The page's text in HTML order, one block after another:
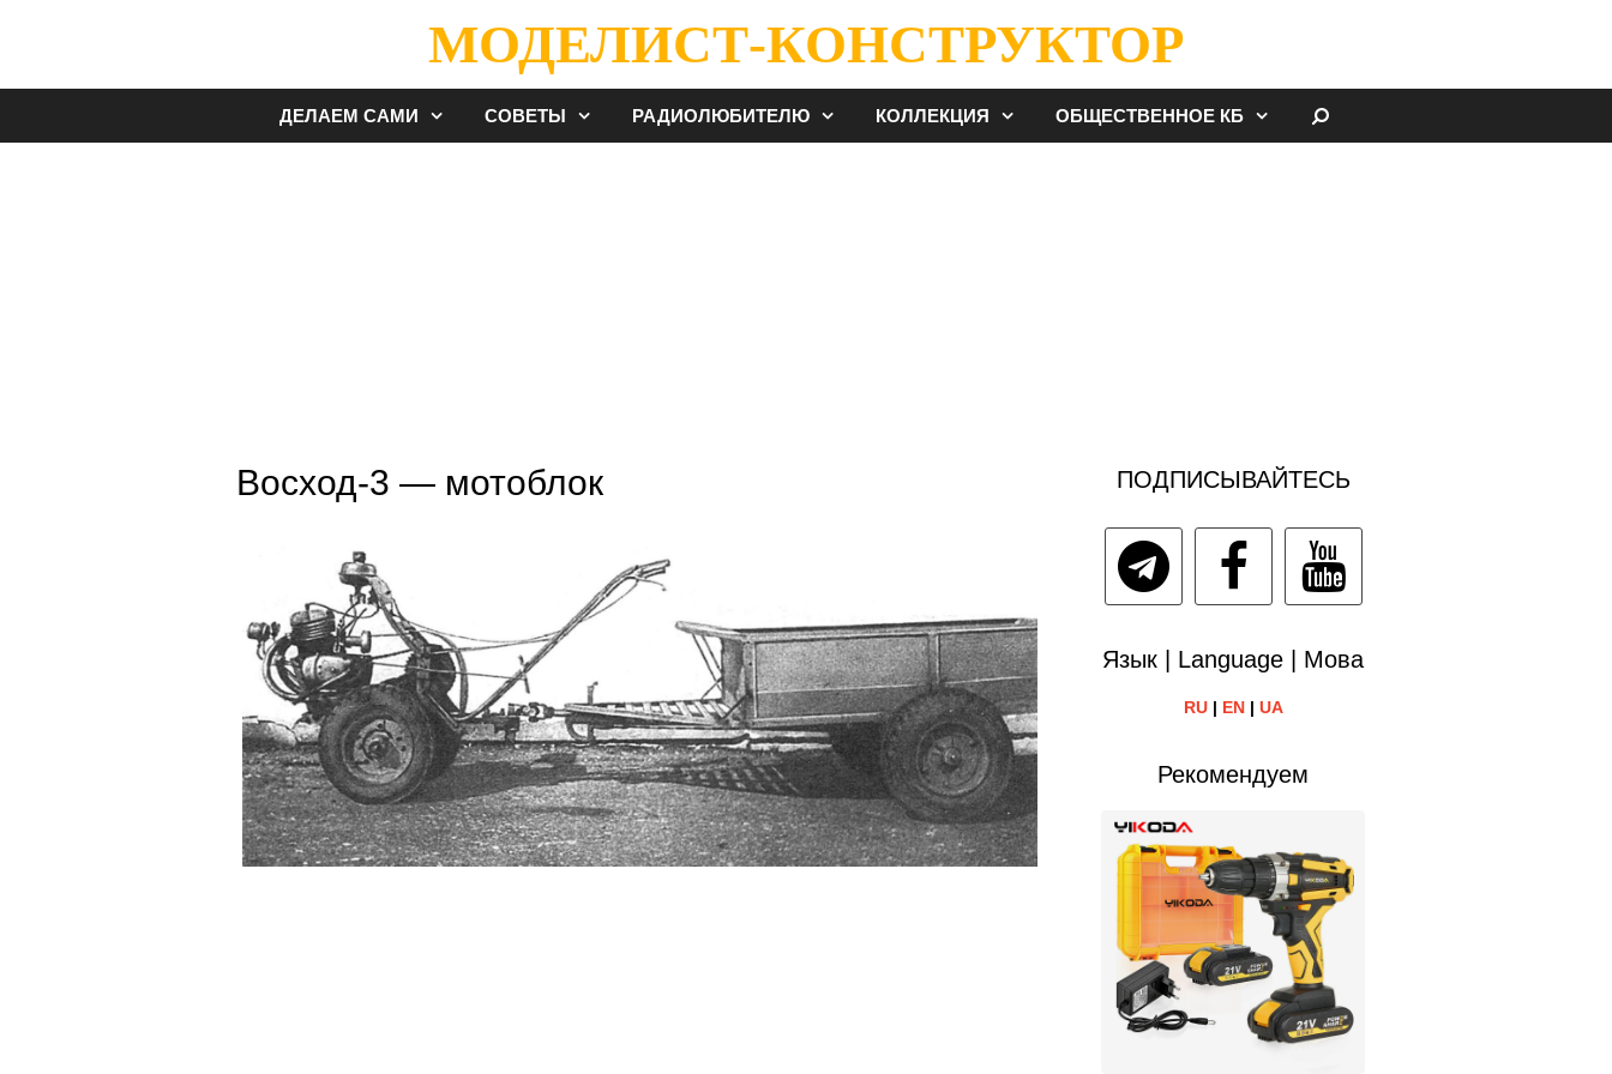
МОДЕЛИСТ-КОНСТРУКТОР
ДЕЛАЕМ САМИ СОВЕТЫ РАДИОЛЮБИТЕЛЮ КОЛЛЕКЦИЯ ОБЩЕСТВЕННОЕ КБ
Восход-3 — мотоблок ПОДПИСЫВАЙТЕСЬ
Язык | Language | Мова
RU| EN| UA
Рекомендуем